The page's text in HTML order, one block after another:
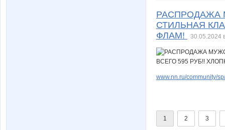
РАСПРОДАЖА
СТИЛЬНАЯ
ФЛАМ!
30.05.2024
www.nn.ru/community/
1 2 3